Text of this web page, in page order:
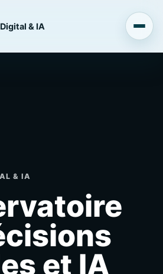
& IA
& IA
et IA